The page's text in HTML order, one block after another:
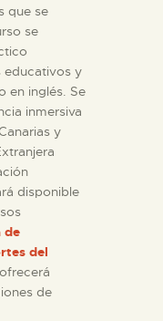
que se
se
educativos y
en inglés. Se
inmersiva
y
disponible
de
del
de